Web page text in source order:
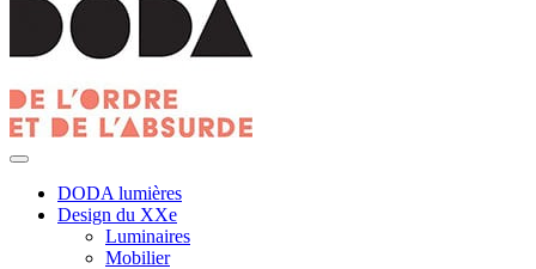
DODA lumières
Design du XXe
Luminaires
Mobilier